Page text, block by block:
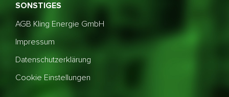
SONSTIGES
AGB Kling Energie GmbH
Impressum
Datenschutzerklärung
Cookie Einstellungen